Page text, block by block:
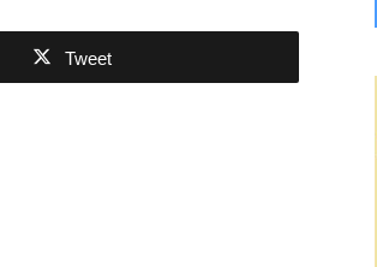
Tweet